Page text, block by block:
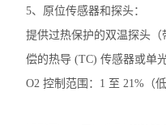
程序降温仪
酸度计PH计
5、原位传感器和探头：
提供过热保护的双温探头
偿的热导 (TC) 传感器或单
O2 控制范围：1 至 21%（